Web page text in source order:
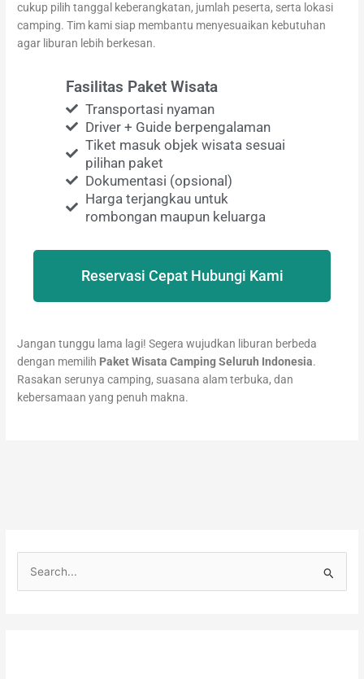
cukup pilih tanggal keberangkatan, jumlah peserta, serta lokasi
camping. Tim kami siap membantu menyesuaikan kebutuhan
agar liburan lebih berkesan.
Fasilitas Paket Wisata
Transportasi nyaman
Driver + Guide berpengalaman
Tiket masuk objek wisata sesuai
pilihan paket
Dokumentasi (opsional)
Harga terjangkau untuk
rombongan maupun keluarga
Reservasi Cepat Hubungi Kami
Jangan tunggu lama lagi! Segera wujudkan liburan berbeda
dengan memilih Paket Wisata Camping Seluruh Indonesia.
Rasakan serunya camping, suasana alam terbuka, dan
kebersamaan yang penuh makna.